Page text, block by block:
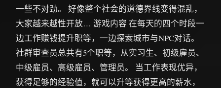
一些不对劲。 好像整个社会的道德界线变得混乱，
大家越来越性开放… 游戏内容 在每天的四个时段一
边工作赚钱提升职等，一边探索城市与NPC对话。
社群审查员总共有5个职等，从实习生、初级雇员、
中级雇员、高级雇员、管理员。 当工作表现优异，
获得足够的经验值，就可以升等获得更高的薪水，